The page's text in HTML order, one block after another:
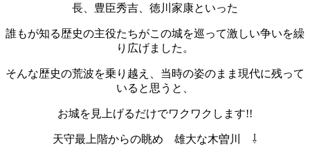
長、豊臣秀吉、徳川家康といった
誰もが知る歴史の主役たちがこの城を巡って激しい争いを繰
り広げました。
そんな歴史の荒波を乗り越え、当時の姿のまま現代に残って
いると思うと、
お城を見上げるだけでワクワクします!!
天守最上階からの眺め 雄大な木曽川 ⇩